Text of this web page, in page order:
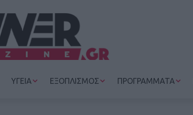
ΥΓΕΙΑ ΕΞΟΠΛΙΣΜΟΣ ΠΡΟΓΡΑΜΜΑΤΑ